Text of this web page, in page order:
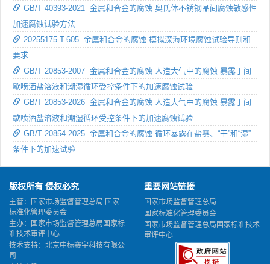
GB/T 40393-2021 金属和合金的腐蚀 奥氏体不锈钢晶间腐蚀敏感性
加速腐蚀试验方法
20255175-T-605 金属和合金的腐蚀 模拟深海环境腐蚀试验导则和
要求
GB/T 20853-2007 金属和合金的腐蚀 人造大气中的腐蚀 暴露于间
歇喷洒盐溶液和潮湿循环受控条件下的加速腐蚀试验
GB/T 20853-2026 金属和合金的腐蚀 人造大气中的腐蚀 暴露于间
歇喷洒盐溶液和潮湿循环受控条件下的加速腐蚀试验
GB/T 20854-2025 金属和合金的腐蚀 循环暴露在盐雾、“干”和“湿”
条件下的加速试验
版权所有 侵权必究
主管：国家市场监督管理总局 国家
标准化管理委员会
主办：国家市场监督管理总局国家标
准技术审评中心
技术支持：北京中标赛宇科技有限公
司
重要网站链接
国家市场监督管理总局
国家标准化管理委员会
国家市场监督管理总局国家标准技术
审评中心